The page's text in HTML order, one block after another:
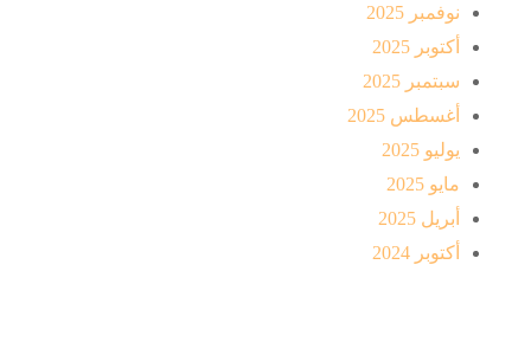
نوفمبر 2025
أكتوبر 2025
سبتمبر 2025
أغسطس 2025
يوليو 2025
مايو 2025
أبريل 2025
أكتوبر 2024